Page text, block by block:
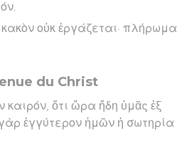
οὐκ ἐργάζεται· πλήρωμα
du Christ
καιρόν, ὅτι ὥρα ἤδη ὑμᾶς ἐξ
ἐγγύτερον ἡμῶν ἡ σωτηρία